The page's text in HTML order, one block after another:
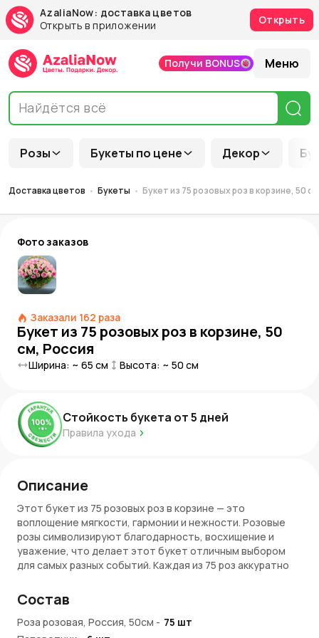
AzaliaNow: доставка цветов
Открыть в приложении
Открыть
Розы Букеты по цене Декор
Получи BONUS Меню
Доставка цветов Букеты Букет из 75 розовых роз в корзине, 50
Фото заказов
Заказали 162 раза
Букет из 75 розовых роз в корзине, 50
см, Россия
Ширина: ~ 65 см Высота: ~ 50 см
Стойкость букета от5 дней
Правила ухода
Описание
Этот букет из 75 розовых роз в корзине — это
воплощение мягкости, гармонии и нежности. Розовые
розы символизируют благодарность, восхищение и
уважение, что делает этот букет отличным выбором
для самых разных событий. Каждая из 75 роз аккуратно
элегантную композицию.
Символика букета
Состав
Роза розовая, Россия, 50см - 75 шт